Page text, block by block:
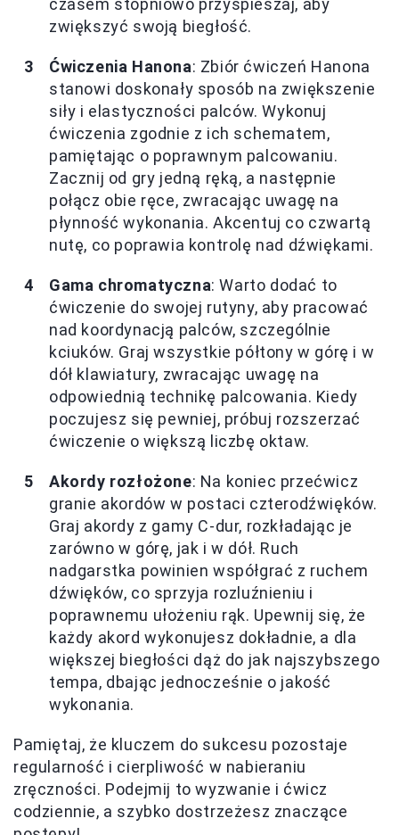
czasem stopniowo przyspieszaj, aby
zwiększyć swoją biegłość.
Ćwiczenia Hanona: Zbiór ćwiczeń Hanona
stanowi doskonały sposób na zwiększenie
siły i elastyczności palców. Wykonuj
ćwiczenia zgodnie z ich schematem,
pamiętając o poprawnym palcowaniu.
Zacznij od gry jedną ręką, a następnie
połącz obie ręce, zwracając uwagę na
płynność wykonania. Akcentuj co czwartą
nutę, co poprawia kontrolę nad dźwiękami.
Gama chromatyczna: Warto dodać to
ćwiczenie do swojej rutyny, aby pracować
nad koordynacją palców, szczególnie
kciuków. Graj wszystkie półtony w górę i w
dół klawiatury, zwracając uwagę na
odpowiednią technikę palcowania. Kiedy
poczujesz się pewniej, próbuj rozszerzać
ćwiczenie o większą liczbę oktaw.
Akordy rozłożone: Na koniec przećwicz
granie akordów w postaci czterodźwięków.
Graj akordy z gamy C-dur, rozkładając je
zarówno w górę, jak i w dół. Ruch
nadgarstka powinien współgrać z ruchem
dźwięków, co sprzyja rozluźnieniu i
poprawnemu ułożeniu rąk. Upewnij się, że
każdy akord wykonujesz dokładnie, a dla
większej biegłości dąż do jak najszybszego
tempa, dbając jednocześnie o jakość
wykonania.
Pamiętaj, że kluczem do sukcesu pozostaje
regularność i cierpliwość w nabieraniu
zręczności. Podejmij to wyzwanie i ćwicz
codziennie, a szybko dostrzeżesz znaczące